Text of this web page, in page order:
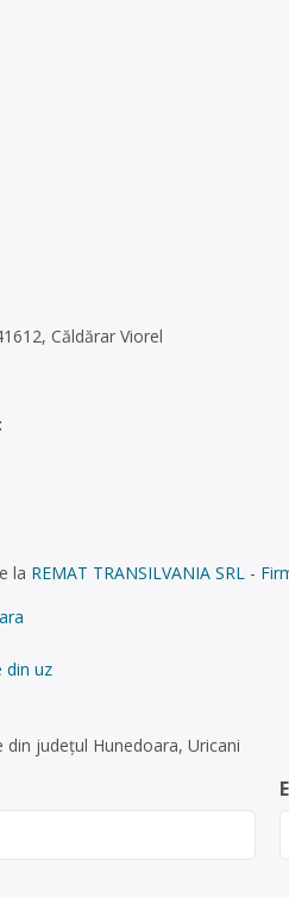
Căldărar Viorel
la REMAT TRANSILVANIA SRL -
din uz
județul Hunedoara, Uricani